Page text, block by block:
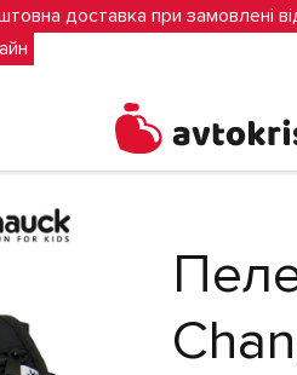
доставка при замовлені